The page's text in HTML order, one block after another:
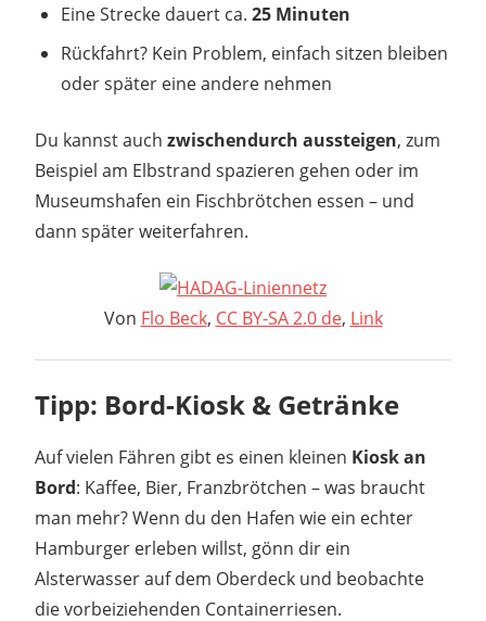
Eine Strecke dauert ca. 25 Minuten
Rückfahrt? Kein Problem, einfach sitzen bleiben
oder später eine andere nehmen
Du kannst auch zwischendurch aussteigen, zum
Beispiel am Elbstrand spazieren gehen oder im
Museumshafen ein Fischbrötchen essen – und
dann später weiterfahren.
Von Flo Beck, CC BY-SA 2.0 de, Link
Tipp: Bord-Kiosk & Getränke
Auf vielen Fähren gibt es einen kleinen Kiosk an
Bord: Kaffee, Bier, Franzbrötchen – was braucht
man mehr? Wenn du den Hafen wie ein echter
Hamburger erleben willst, gönn dir ein
Alsterwasser auf dem Oberdeck und beobachte
die vorbeiziehenden Containerriesen.